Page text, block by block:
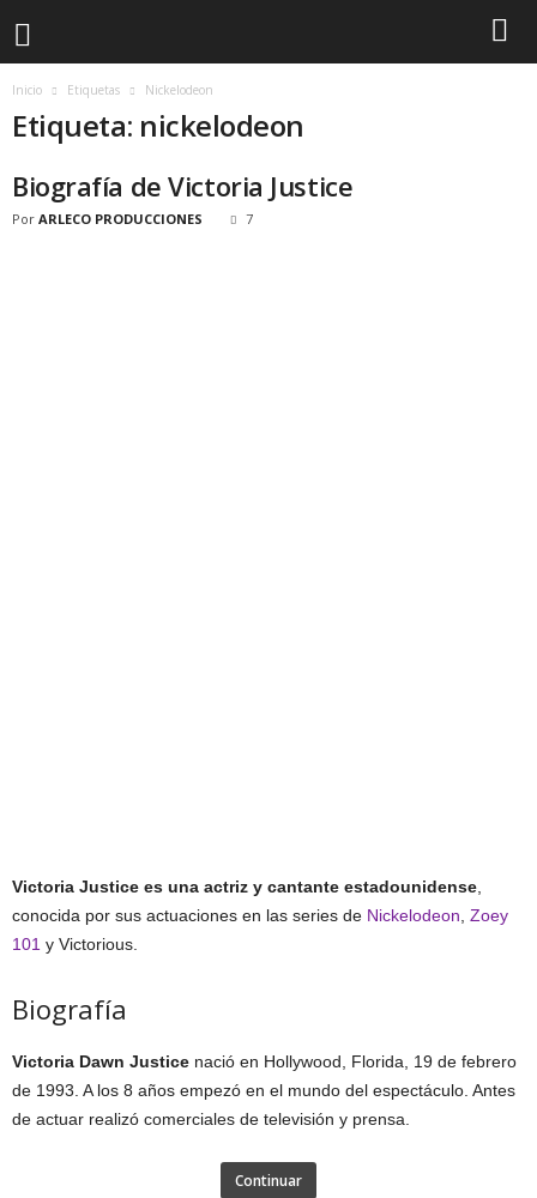
Inicio Etiquetas Nickelodeon
Etiqueta: nickelodeon
Biografía de Victoria Justice
Por ARLECO PRODUCCIONES 7
Victoria Justice es una actriz y cantante estadounidense
conocida por sus actuaciones en las series de Nickelodeon Zoey
101 y Victorious.
Biografía
Victoria Dawn Justice nació en Hollywood, Florida, 19 de febrero
de 1993. A los 8 años empezó en el mundo del espectáculo. Antes
de actuar realizó comerciales de televisión y prensa.
Continuar